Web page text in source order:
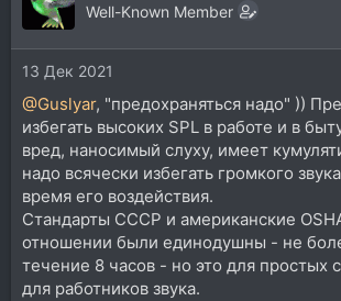
Well-Known Member
13 Дек 2021
@Guslyar, "предохраняться надо" ))
избегать высоких SPL в работе и в
вред, наносимый слуху, имеет
надо всячески избегать громкого
время его воздействия.
Стандарты СССР и американские
отношении были единодушны - не
течение 8 часов - но это для простых
для работников звука.